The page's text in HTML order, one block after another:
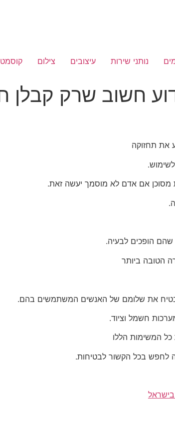
נותני שירות עיצובים צילום
חשוב שרק קבלן
את תחזוקה
מסוכן אם אדם לא מוסמך יעשה זאת.
שהם הופכים לבעיה.
הטובה ביותר
את שלומם של האנשים המשתמשים בהם.
חשמל וציוד.
כל המשימות הללו
לחפש בכל הקשור לבטיחות.
בישראל